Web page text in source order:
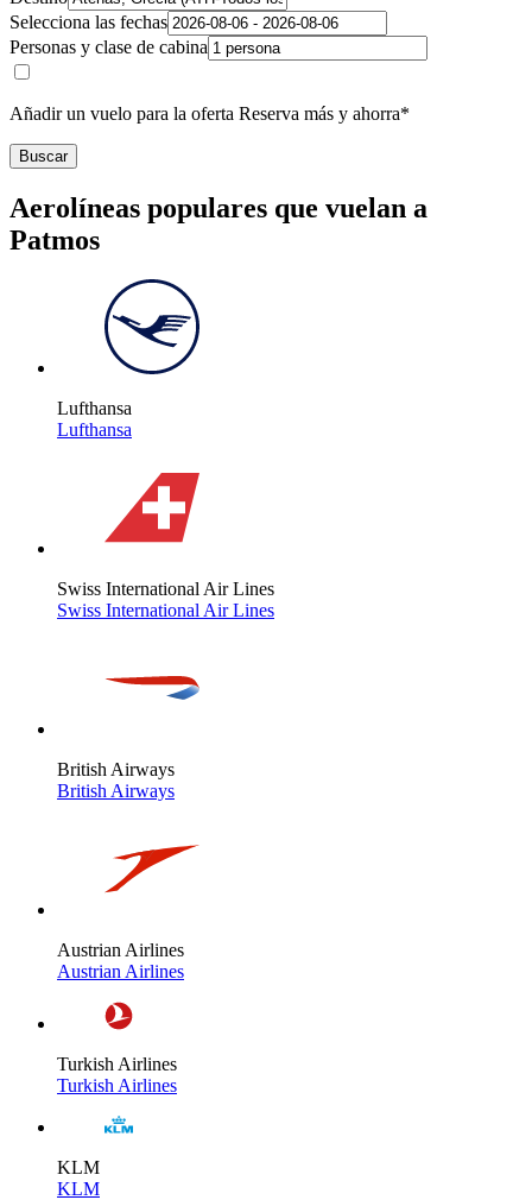
Selecciona las fechas
Personas y clase de cabina
Añadir un vuelo para la oferta Reserva más y ahorra*
Buscar
Aerolíneas populares que vuelan a
Patmos
Lufthansa
Lufthansa
Swiss International Air Lines
Swiss International Air Lines
British Airways
British Airways
Austrian Airlines
Austrian Airlines
Turkish Airlines
Turkish Airlines
KLM
KLM